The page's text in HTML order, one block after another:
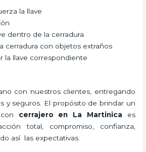
la llave
dentro de la cerradura
cerradura con objetos extraños
la llave correspondiente
con nuestros clientes, entregando
y seguros. El propósito de brindar un
cerrajero en La Martinica es
total, compromiso, confianza,
así las expectativas.